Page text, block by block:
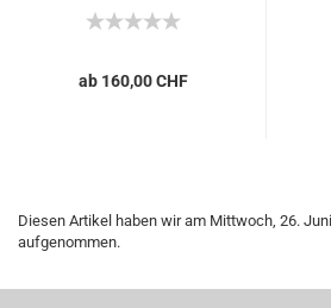
ab 160,00 CHF
Diesen Artikel haben wir am Mittwoch, 26.
aufgenommen.